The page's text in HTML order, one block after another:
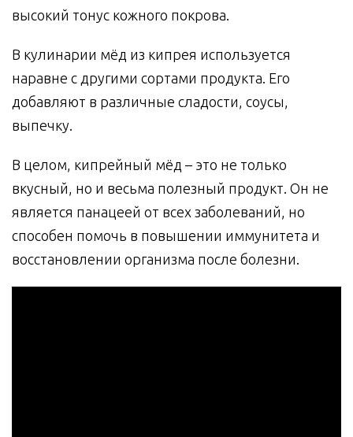
высокий тонус кожного покрова.
В кулинарии мёд из кипрея используется
наравне с другими сортами продукта. Его
добавляют в различные сладости, соусы,
выпечку.
В целом, кипрейный мёд – это не только
вкусный, но и весьма полезный продукт. Он не
является панацеей от всех заболеваний, но
способен помочь в повышении иммунитета и
восстановлении организма после болезни.